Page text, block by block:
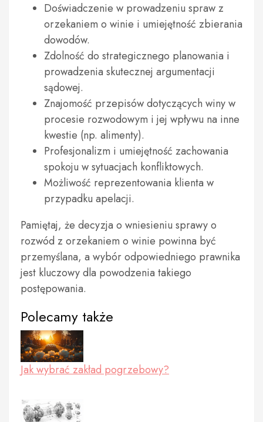
Doświadczenie w prowadzeniu spraw z
orzekaniem o winie i umiejętność zbierania
dowodów.
Zdolność do strategicznego planowania i
prowadzenia skutecznej argumentacji
sądowej.
Znajomość przepisów dotyczących winy w
procesie rozwodowym i jej wpływu na inne
kwestie (np. alimenty).
Profesjonalizm i umiejętność zachowania
spokoju w sytuacjach konfliktowych.
Możliwość reprezentowania klienta w
przypadku apelacji.
Pamiętaj, że decyzja o wniesieniu sprawy o
rozwód z orzekaniem o winie powinna być
przemyślana, a wybór odpowiedniego prawnika
jest kluczowy dla powodzenia takiego
postępowania.
Polecamy także
Jak wybrać zakład pogrzebowy?